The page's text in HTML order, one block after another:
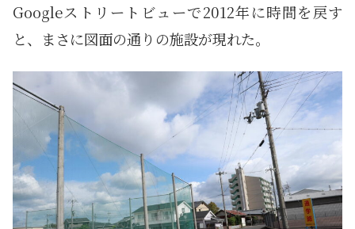
Googleストリートビューで2012年に時間を戻す
と、まさに図面の通りの施設が現れた。